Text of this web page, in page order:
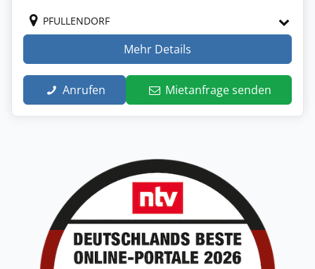
PFULLENDORF
Mehr Details
Anrufen Mietanfrage senden